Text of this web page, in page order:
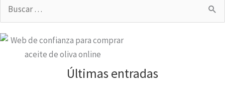
Últimas entradas